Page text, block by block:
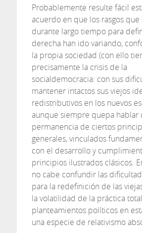
Probablemente resulte fácil
acuerdo en que los rasgos que
durante largo tiempo para
derecha han ido variando,
la propia sociedad (con ello
precisamente la crisis de la
socialdemocracia: con sus
mantener intactos sus viejos
redistributivos en los nuevos
aunque siempre quepa hablar
permanencia de ciertos
generales, vinculados
con el desarrollo y
principios ilustrados clásicos.
no cabe confundir las
para la redefinición de las
la volatilidad de la práctica
planteamientos políticos en
una especie de relativismo